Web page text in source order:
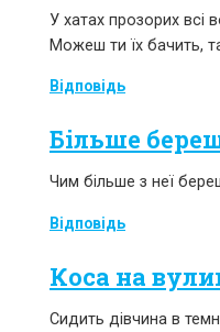
У хатах прозорих всі
Можеш ти їх бачить,
Відповідь
Більше
Чим більше з неї
Відповідь
Коса на
Сидить дівчина в